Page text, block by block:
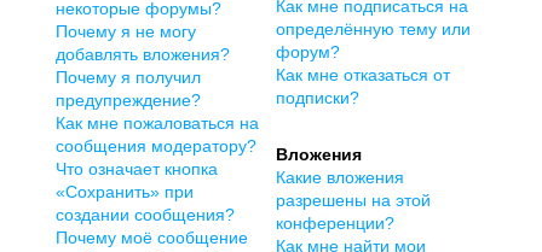
некоторые форумы?
Почему я не могу
добавлять вложения?
Почему я получил
предупреждение?
Как мне пожаловаться на
сообщения модератору?
Что означает кнопка
«Сохранить» при
создании сообщения?
Почему моё сообщение
Как мне подписаться на
определённую тему или
форум?
Как мне отказаться от
подписки?
Вложения
Какие вложения
разрешены на этой
конференции?
Как мне найти мои